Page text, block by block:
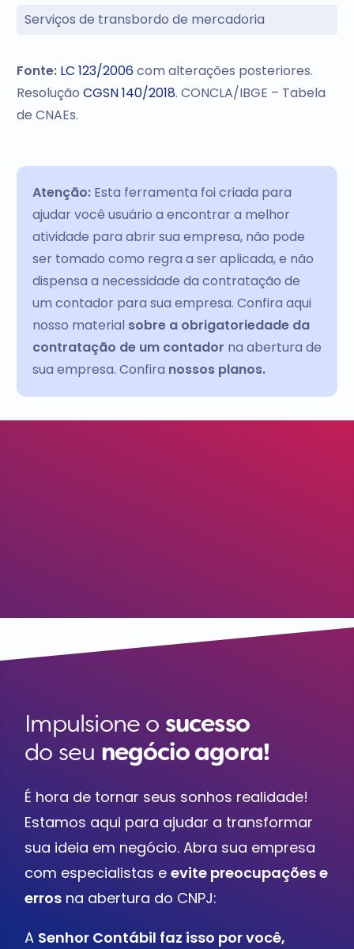
Serviços de transbordo de mercadoria
Fonte: LC 123/2006com alterações posteriores.
ResoluçãoCGSN 140/2018. CONCLA/IBGE – Tabela
de CNAEs.
Atenção:Esta ferramenta foi criada para
ajudar você usuário a encontrar a melhor
atividade para abrir sua empresa, não pode
ser tomado como regra a ser aplicada, e não
dispensa a necessidade da contratação de
um contador para sua empresa. Confira aqui
nosso material sobre a obrigatoriedade da
contratação de um contador na abertura de
sua empresa. Confira nossos planos.
Impulsione o sucesso
do seu negócio agora!
É hora de tornar seus sonhos realidade!
Estamos aqui para ajudar a transformar
sua ideia em negócio. Abra sua empresa
com especialistas eevite preocupações e
erros na abertura do CNPJ:
A Senhor Contábil faz isso por você,